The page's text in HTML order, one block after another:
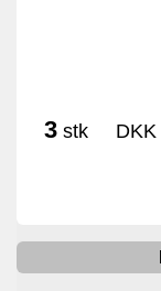
3 stk DKK